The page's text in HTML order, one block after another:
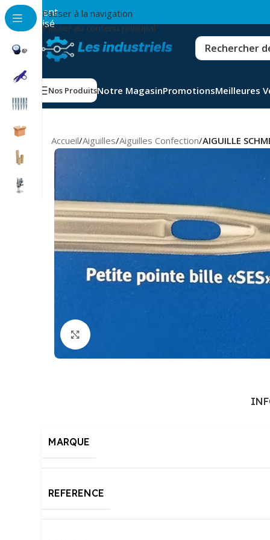
Passer à la navigation
Passer au contenu principal
Paiement
sécurisé
Nos ProduitsNotre MagasinPromotionsMeilleures
Accueil/Aiguilles/Aiguilles Confection/AIGUILLE
MARQUE
REFERENCE